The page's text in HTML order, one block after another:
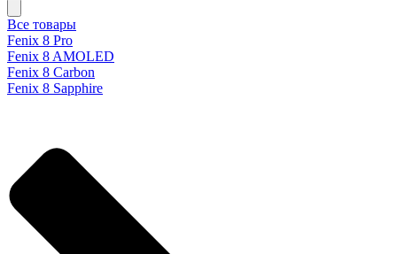
Все товары
Fenix 8 Pro
Fenix 8 AMOLED
Fenix 8 Carbon
Fenix 8 Sapphire